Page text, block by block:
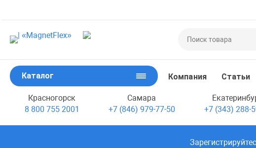
Каталог Компания Статьи
Красногорск
8 800 755 2001
Самара
+7 (846) 979-77-50
+7 (343) 288-